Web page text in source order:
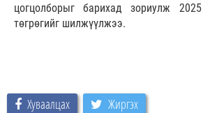
цогцолборыг барихад зориулж
төгрөгийг шилжүүлжээ.
Хуваалцах Жиргэх